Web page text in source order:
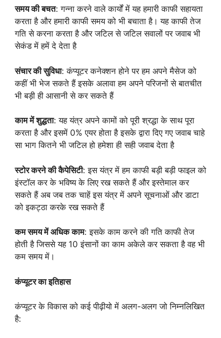
समय की बचत: गन्ना करने वाले कार्यों में यह हमारी काफी सहायता
करता है और हमारी काफी समय को भी बचाता है। यह काफी तेज
गति से करना करता है और जटिल से जटिल सवालों पर जवाब भी
सेकंड में हमें दे देता है
संचार की सुविधा: कंप्यूटर कनेक्शन होने पर हम अपने मैसेज को
कहीं भी भेज सकते हैं इसके अलावा हम अपने परिजनों से बातचीत
भी बड़ी ही आसानी से कर सकते हैं
काम में शुद्धता: यह यंत्र अपने कामों को पूरी श्रद्धा के साथ पूरा
करता है और इसमें 0% एयर होता है इसके द्वारा दिए गए जवाब चाहे
सा भाग कितने भी जटिल हो हमेशा ही सही जवाब देता है
स्टोर करने की कैपेसिटी: इस यंत्र में हम काफी बड़ी बड़ी फाइल को
इंस्टॉल कर के भविष्य के लिए रख सकते हैं और इस्तेमाल कर
सकते हैं अब जब तक चाहें इस यंत्र में अपने सूचनाओं और डाटा
को इकट्ठा करके रख सकते हैं
कम समय में अधिक काम: इसके काम करने की गति काफी तेज
होती है जिससे यह 10 इंसानों का काम अकेले कर सकता है वह भी
कम समय में।
कंप्यूटर का इतिहास
कंप्यूटर के विकास को कई पीढ़ीयो में अलग-अलग जो निम्नलिखित
है: